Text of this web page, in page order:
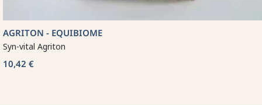
AGRITON - EQUIBIOME
Syn-vital Agriton
10,42 €